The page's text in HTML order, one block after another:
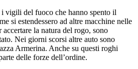
vigili del fuoco che hanno spento il
si estendessero ad altre macchine nelle
la natura del rogo, sono
Nei giorni scorsi altre auto sono
Armerina. Anche su questi roghi
delle forze dell’ordine.